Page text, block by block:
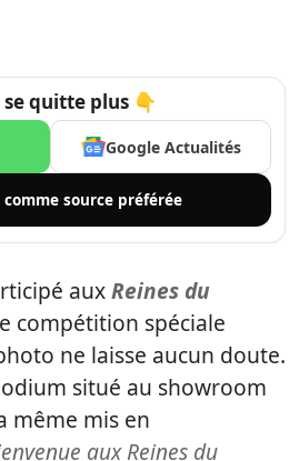
se quitte plus 👇
Google Actualités
source préférée
auxReines du
compétition spéciale
ne laisse aucun doute.
situé au showroom
même mis en
aux Reines du